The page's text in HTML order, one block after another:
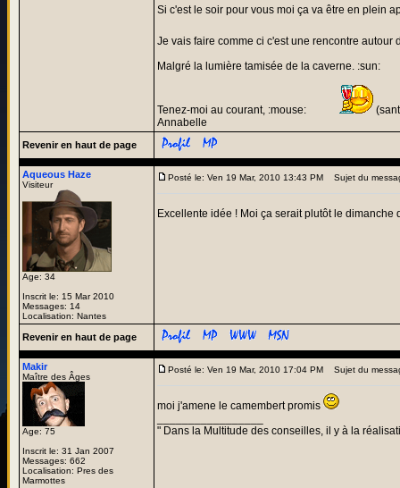
Si c'est le soir pour vous moi ça va être en plein
Je vais faire comme ci c'est une rencontre
Malgré la lumière tamisée de la caverne. :sun:
Tenez-moi au courant, :mouse:
Annabelle
Revenir en haut de page
Aqueous Haze
Visiteur
Age: 34
Inscrit le: 15 Mar 2010
Messages: 14
Localisation: Nantes
Posté le: Ven 19 Mar, 2010 13:43 PM Sujet du
Excellente idée ! Moi ça serait plutôt le
Revenir en haut de page
Makir
Maître des Âges
Age: 75
Inscrit le: 31 Jan 2007
Messages: 662
Localisation: Pres des
Marmottes
Posté le: Ven 19 Mar, 2010 17:04 PM Sujet du
moi j'amene le camembert promis
" Dans la Multitude des conseilles, il y à la